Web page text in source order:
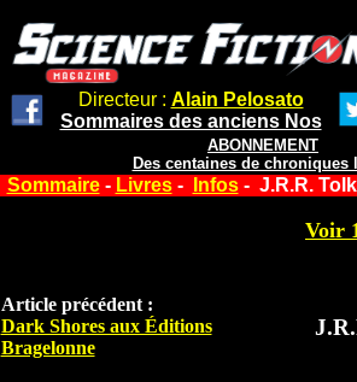
Directeur : Alain Pelosato
Sommaires des anciens Nos
ABONNEMENT
Des centaines de chroniques
Sommaire- Livres- Infos- J.R.R.
Voir
Article précédent :
Dark Shores aux Éditions
Bragelonne